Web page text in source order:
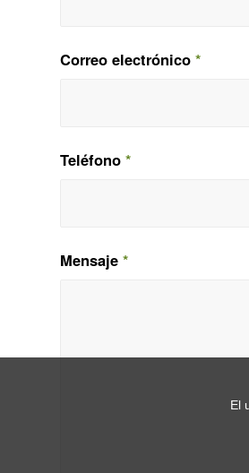
Correo electrónico *
Teléfono *
Mensaje *
El